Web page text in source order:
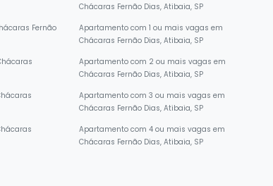
Fernão
Chácaras Fernão Dias, Atibaia, SP
Apartamento com 1 ou mais vagas em
Chácaras Fernão Dias, Atibaia, SP
Apartamento com 2 ou mais vagas em
Chácaras Fernão Dias, Atibaia, SP
Apartamento com 3 ou mais vagas em
Chácaras Fernão Dias, Atibaia, SP
Apartamento com 4 ou mais vagas em
Chácaras Fernão Dias, Atibaia, SP